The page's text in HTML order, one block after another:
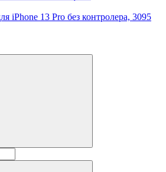
iPhone 13 Pro без контролера, 3095